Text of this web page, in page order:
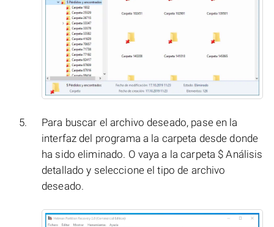
Para buscar el archivo deseado, pase en la
interfaz del programa a la carpeta desde donde
ha sido eliminado. O vaya a la carpeta $ Análisis
detallado y seleccione el tipo de archivo
deseado.